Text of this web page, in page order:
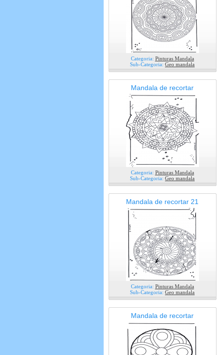
Categoria: Pinturas Mandala
Sub-Categoria: Geo mandala
Mandala de recortar
Categoria: Pinturas Mandala
Sub-Categoria: Geo mandala
Mandala de recortar 21
Categoria: Pinturas Mandala
Sub-Categoria: Geo mandala
Mandala de recortar